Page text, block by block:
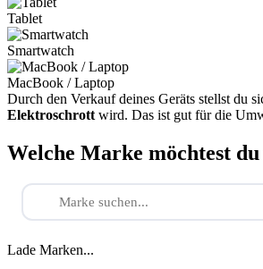
Tablet
Smartwatch
MacBook / Laptop
Durch den Verkauf deines Geräts stellst du
Elektroschrott wird. Das ist gut für die
Welche Marke möchtest
Lade Marken...